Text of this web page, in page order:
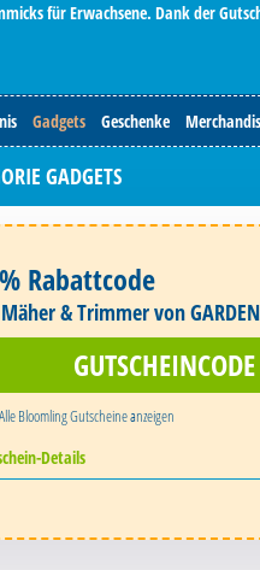
für Erwachsene. Dank der
Gadgets Geschenke
GADGETS
Rabattcode
& Trimmer von
AlleBloomling Gutscheineanzeigen
Details